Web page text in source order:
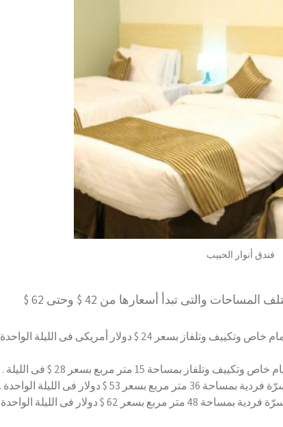
فندق أنوار الحبيب
يحتوى الفندق على العديد من الغرف بمختلف المساحات والتى تبدأ أسعارها من 42 $ وحتى 62 $
فيوجد غرف توأم بها سريرين فرديين وحمام خاص وتكييف وتلفاز بسعر 24 $ دولار أمريكى فى الليلة الواحدة
وتتوفر أجنحة بها 3 غرف كل غرفة بها 3 أسرّة فردية بمساحة 48 متر مربع بسعر 62 $ دولار فى الليلة الواحدة